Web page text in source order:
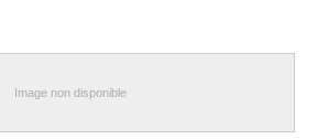
Image non disponible